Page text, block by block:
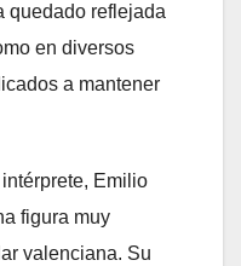
quedado reflejada
en diversos
a mantener
Emilio
figura muy
valenciana. Su